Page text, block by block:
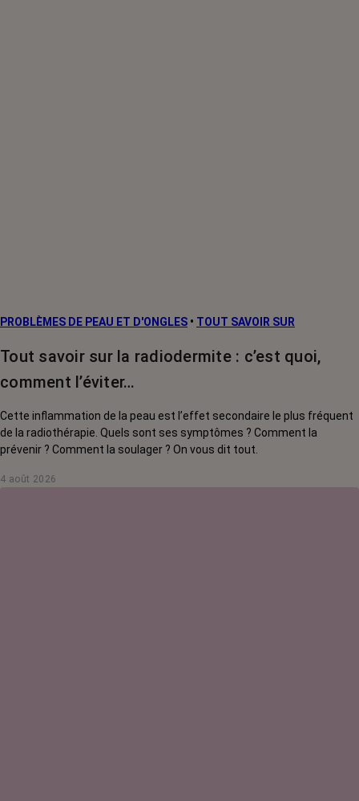
PROBLÈMES DE PEAU ET D'ONGLES • TOUT SAVOIR SUR
Tout savoir sur la radiodermite : c’est quoi,
comment l’éviter…
Cette inflammation de la peau est l’effet secondaire le plus fréquent
de la radiothérapie. Quels sont ses symptômes ? Comment la
prévenir ? Comment la soulager ? On vous dit tout.
4 août 2026